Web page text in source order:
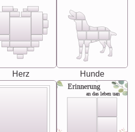
Herz Hunde
Erinnerung
an das leben uan